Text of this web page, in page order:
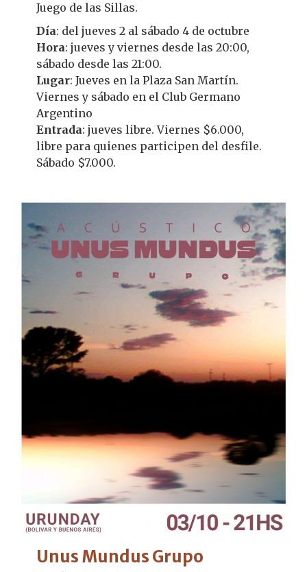
Juego de las Sillas.
Día: del jueves 2 al sábado 4 de octubre
Hora: jueves y viernes desde las 20:00,
sábado desde las 21:00.
Lugar: Jueves en la Plaza San Martín.
Viernes y sábado en el Club Germano
Argentino
Entrada: jueves libre. Viernes $6.000,
libre para quienes participen del desfile.
Sábado $7.000.
Unus Mundus Grupo